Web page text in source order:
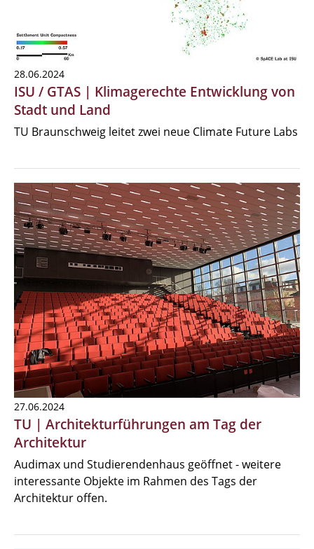
28.06.2024
ISU / GTAS | Klimagerechte Entwicklung von
Stadt und Land
TU Braunschweig leitet zwei neue Climate Future Labs
27.06.2024
TU | Architekturführungen am Tag der
Architektur
Audimax und Studierendenhaus geöffnet - weitere
interessante Objekte im Rahmen des Tags der
Architektur offen.